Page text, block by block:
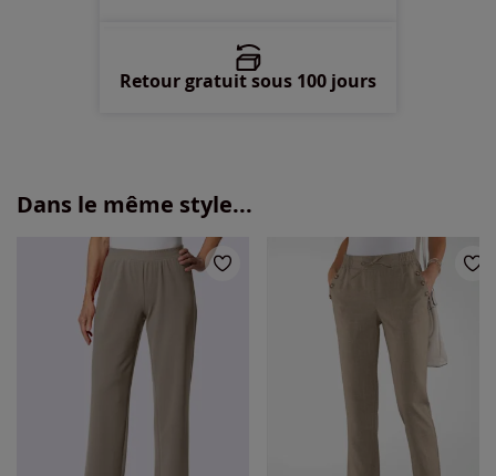
Retour gratuit sous 100 jours
Dans le même style...